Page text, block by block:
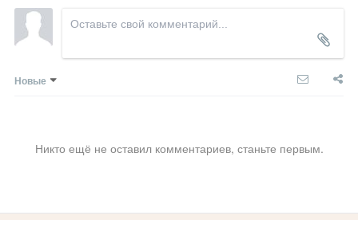
Новые
Никто ещё не оставил комментариев, станьте первым.